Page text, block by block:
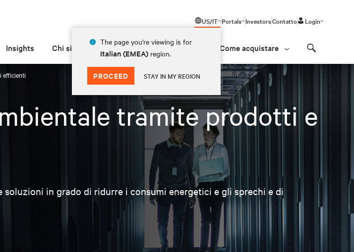
US/IT
The page you're viewing is for
Italian (EMEA) region.
PROCEED STAY IN MY REGION
Portals InvestorsContatto Login
Insights Chi siamo Come acquistare
efficienti
tramite prodotti e
in grado di ridurre i consumi energetici e gli sprechi e di